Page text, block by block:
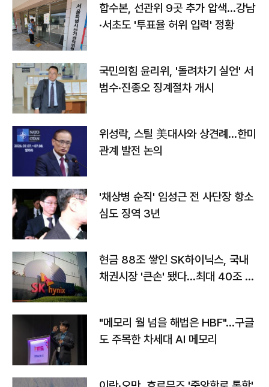
합수본, 선관위 9곳 추가 압색…강남
·서초도 '투표율 허위 입력' 정황
국민의힘 윤리위, '돌려차기 실언' 서
범수·진종오 징계절차 개시
위성락, 스틸 美대사와 상견례…한미
관계 발전 논의
'채상병 순직' 임성근 전 사단장 항소
심도 징역 3년
현금 88조 쌓인 SK하이닉스, 국내
채권시장 '큰손' 됐다…최대 40조 투
"메모리 월 넘을 해법은 HBF"…구글
도 주목한 차세대 AI 메모리